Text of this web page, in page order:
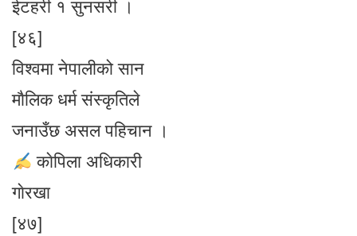
ईटहरी १ सुनसरी ।
[४६]
विश्वमा नेपालीको सान
माैलिक धर्म संस्कृतिले
जनाउँछ असल पहिचान ।
काेपिला अधिकारी
गाेरखा
[४७]